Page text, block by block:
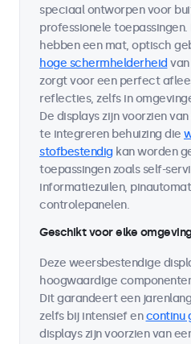
speciaal ontworpen voor
professionele
hebben een mat, optisch
hoge schermhelderheid
zorgt voor een perfect
reflecties, zelfs in
De displays zijn voorzien
te integreren behuizing die
stofbestendig kan worden
toepassingen zoals self-
informatiezuilen,
controlepanelen.
Geschikt voor elke
Deze weersbestendige
hoogwaardige
Dit garandeert een
zelfs bij intensief encontinu
displays zijn voorzien van